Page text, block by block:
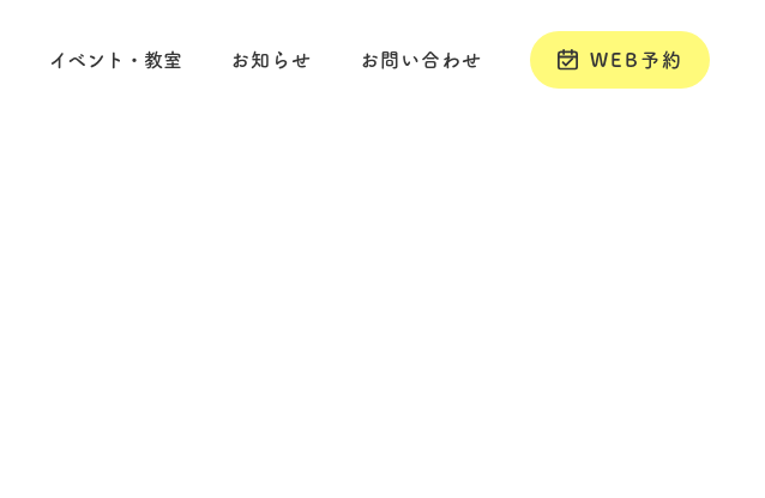
イベント・教室 お知らせ お問い合わせ WEB予約